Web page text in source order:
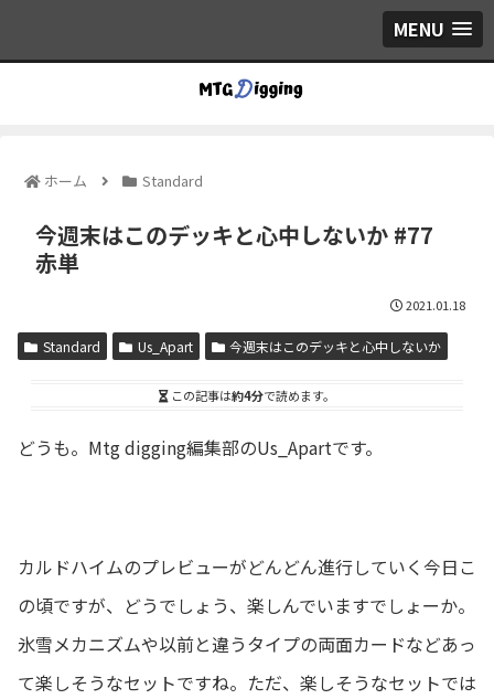
MENU
ホーム Standard
今週末はこのデッキと心中しないか #77
赤単
2021.01.18
Standard Us_Apart 今週末はこのデッキと心中しないか
この記事は約4分で読めます。
どうも。Mtg digging編集部のUs_Apartです。
カルドハイムのプレビューがどんどん進行していく今日こ
の頃ですが、どうでしょう、楽しんでいますでしょーか。
氷雪メカニズムや以前と違うタイプの両面カードなどあっ
て楽しそうなセットですね。ただ、楽しそうなセットでは